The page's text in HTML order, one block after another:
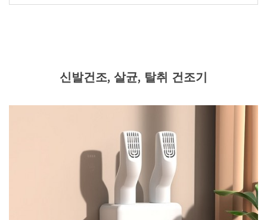
신발건조, 살균, 탈취 건조기